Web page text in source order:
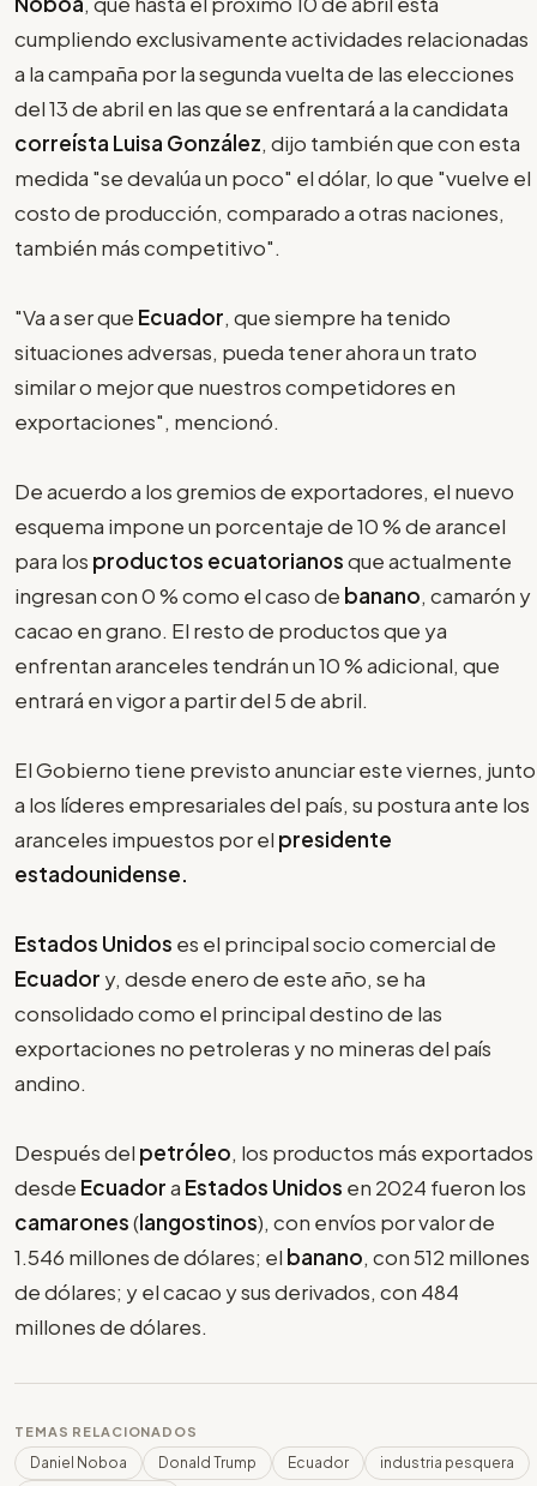
cumpliendo exclusivamente actividades relacionadas
a la campaña por la segunda vuelta de las elecciones
del 13 de abril en las que se enfrentará a la candidata
correísta Luisa González, dijo también que con esta
medida "se devalúa un poco" el dólar, lo que "vuelve el
costo de producción, comparado a otras naciones,
también más competitivo".
"Va a ser que Ecuador, que siempre ha tenido
situaciones adversas, pueda tener ahora un trato
similar o mejor que nuestros competidores en
exportaciones", mencionó.
De acuerdo a los gremios de exportadores, el nuevo
esquema impone un porcentaje de 10 % de arancel
para los productos ecuatorianosque actualmente
ingresan con 0 % como el caso de banano, camarón y
cacao en grano. El resto de productos que ya
enfrentan aranceles tendrán un 10 % adicional, que
entrará en vigor a partir del 5 de abril.
El Gobierno tiene previsto anunciar este viernes, junto
a los líderes empresariales del país, su postura ante los
aranceles impuestos por el presidente
estadounidense.
Estados Unidos es el principal socio comercial de
Ecuador y, desde enero de este año, se ha
consolidado como el principal destino de las
exportaciones no petroleras y no mineras del país
andino.
Después del petróleo, los productos más exportados
desde Ecuadora Estados Unidos en 2024 fueron los
camarones(langostinos), con envíos por valor de
1.546 millones de dólares; el banano, con 512 millones
de dólares; y el cacao y sus derivados, con 484
millones de dólares.
TEMAS RELACIONADOS
Daniel Noboa Donald Trump Ecuador industria pesquera